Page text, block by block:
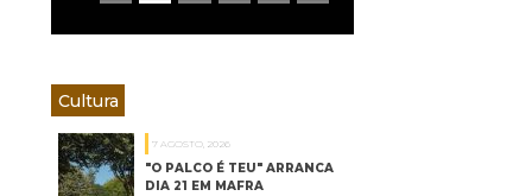
Cultura
7 AGOSTO, 2026
"O PALCO É TEU" ARRANCA
DIA 21 EM MAFRA